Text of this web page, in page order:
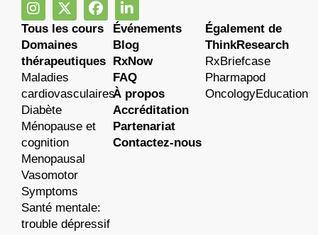
Tous les cours
Domaines
thérapeutiques
Maladies
cardiovasculaires
Diabète
Ménopause et
cognition
Menopausal
Vasomotor
Symptoms
Santé mentale:
trouble dépressif
Événements
Blog
RxNow
FAQ
À propos
Accréditation
Partenariat
Contactez-nous
Également de
ThinkResearch
RxBriefcase
Pharmapod
OncologyEducation